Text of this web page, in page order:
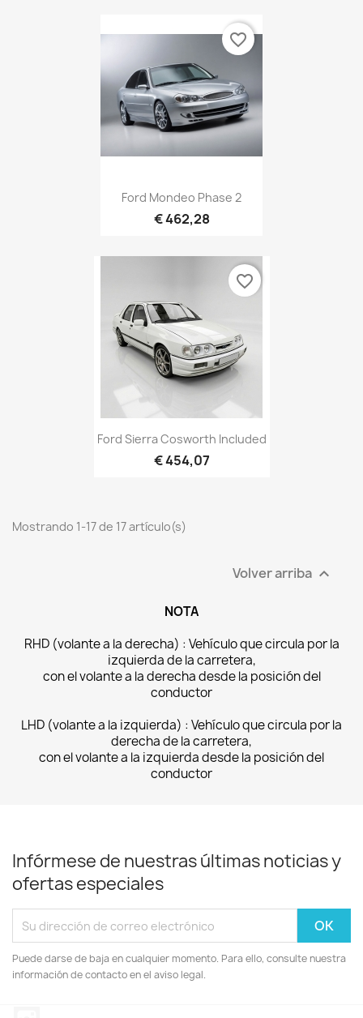
Ford Mondeo Phase 2
€ 462,28
favorite_border
Ford Sierra Cosworth Included
€ 454,07
favorite_border
Mostrando 1-17 de 17 artículo(s)
Volver arriba 
NOTA
RHD (volante a la derecha) : Vehículo que circula por la
izquierda de la carretera,
con el volante a la derecha desde la posición del
conductor
LHD (volante a la izquierda) : Vehículo que circula por la
derecha de la carretera,
con el volante a la izquierda desde la posición del
conductor
Infórmese de nuestras últimas noticias y
ofertas especiales
Puede darse de baja en cualquier momento. Para ello, consulte nuestra
información de contacto en el aviso legal.